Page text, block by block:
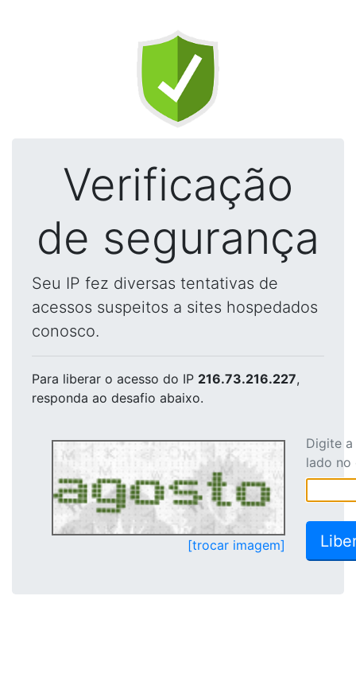
Verificação
de segurança
Seu IP fez diversas tentativas de
acessos suspeitos a sites hospedados
conosco.
Para liberar o acesso do IP 216.73.216.227,
responda ao desafio abaixo.
[trocar imagem]
Digite
lado no